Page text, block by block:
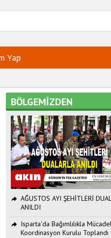
BÖLGEMİZDEN
AĞUSTOS AYI ŞEHİTLERİ
ANILDI
Isparta'da Bağımlılıkla
Koordinasyon Kurulu Toplandı